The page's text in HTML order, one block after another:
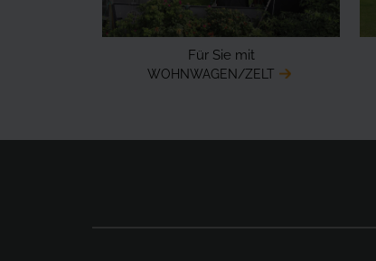
Für Sie mit
WOHNWAGEN/ZELT